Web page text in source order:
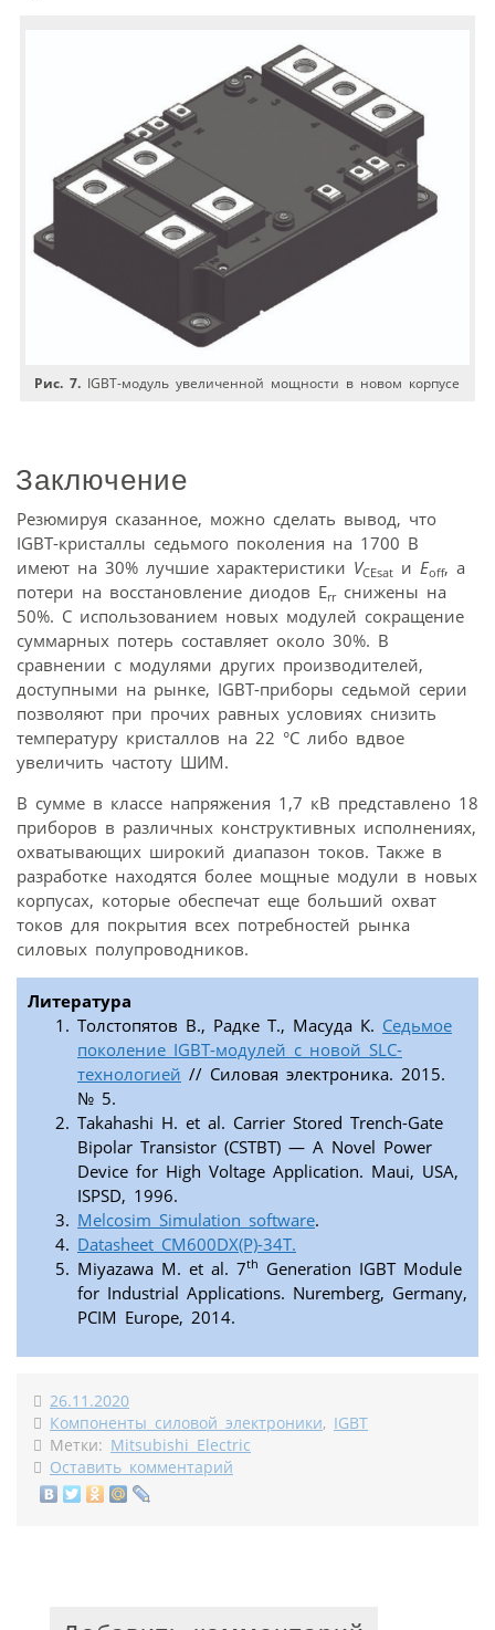
Рис. 7. IGBT-модуль увеличенной мощности в новом корпусе
Заключение
Резюмируя сказанное, можно сделать вывод, что
IGBT-кристаллы седьмого поколения на 1700 В
имеют на 30% лучшие характеристики VCEsat и Eoff, а
потери на восстановление диодов Errснижены на
50%. С использованием новых модулей сокращение
суммарных потерь составляет около 30%. В
сравнении с модулями других производителей,
доступными на рынке, IGBT-приборы седьмой серии
позволяют при прочих равных условиях снизить
температуру кристаллов на 22 °С либо вдвое
увеличить частоту ШИМ.
В сумме в классе напряжения 1,7 кВ представлено 18
приборов в различных конструктивных исполнениях,
охватывающих широкий диапазон токов. Также в
разработке находятся более мощные модули в новых
корпусах, которые обеспечат еще больший охват
токов для покрытия всех потребностей рынка
силовых полупроводников.
Литература
Толстопятов В., Радке Т., Масуда К. Седьмое
поколение IGBT-модулей с новой SLC-
технологией // Силовая электроника. 2015.
№ 5.
Takahashi H. et al. Carrier Stored Trench-Gate
Bipolar Transistor (CSTBT) — A Novel Power
Device for High Voltage Application. Maui, USA,
ISPSD, 1996.
Melcosim Simulation software.
Datasheet CM600DX(P)-34T.
Miyazawa M. et al. 7th Generation IGBT Module
for Industrial Applications. Nuremberg, Germany,
PCIM Europe, 2014.
26.11.2020
Компоненты силовой электроники, IGBT
Метки: Mitsubishi Electric
Оставить комментарий